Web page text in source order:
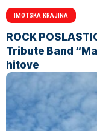
IMOTSKA KRAJINA
ROCK
Tribute Band
hitove